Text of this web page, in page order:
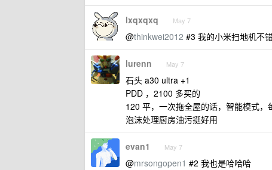
lxqxqxq May 7
@thinkwei2012 #3 我的小米扫地机不
lurenn May 7
石头 a30 ultra +1
PDD ，2100 多买的
120 平，一次拖全屋的话，智能模式，
泡沫处理厨房油污挺好用
evan1 May 7
@mrsongopen1 #2 我也是哈哈哈